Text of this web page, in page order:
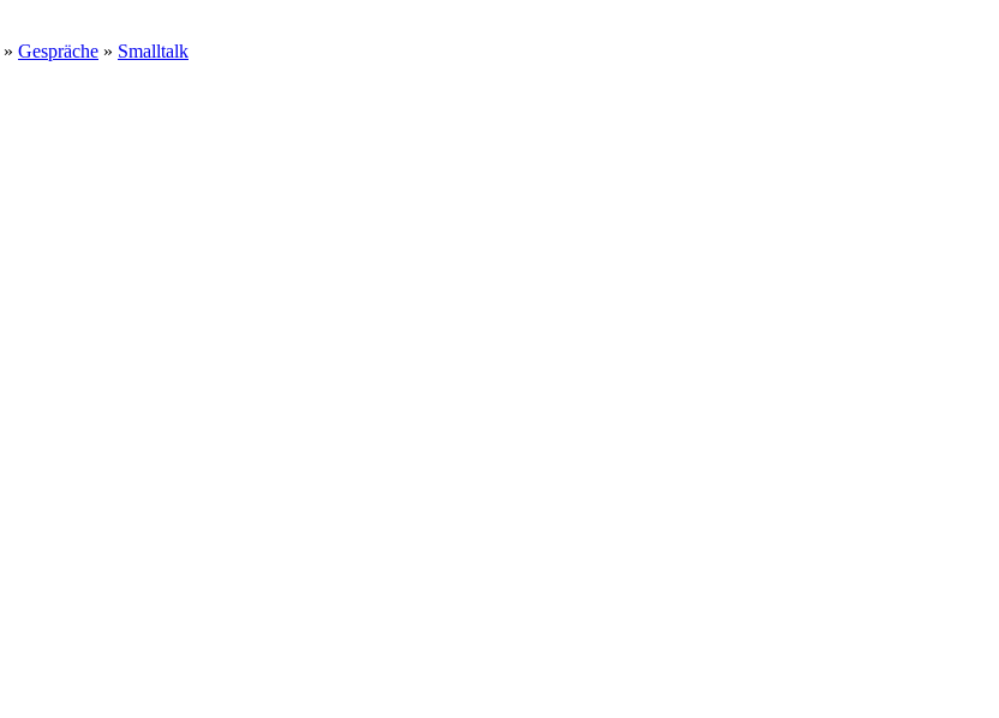
» Gespräche » Smalltalk